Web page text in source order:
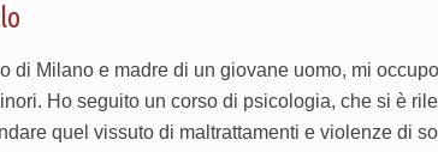
di Milano e madre di un giovane uomo, mi
Ho seguito un corso di psicologia, che si è
quel vissuto di maltrattamenti e violenze di